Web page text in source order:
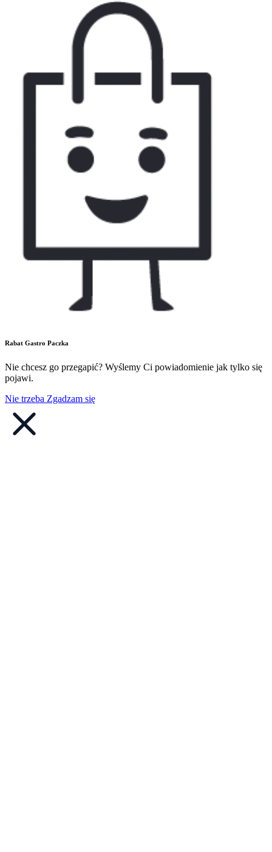
Rabat Gastro Paczka
Nie chcesz go przegapić? Wyślemy Ci powiadomienie jak tylko się
pojawi.
Nie trzeba Zgadzam się